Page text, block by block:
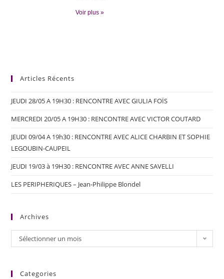
Voir plus »
Articles Récents
JEUDI 28/05 A 19H30 : RENCONTRE AVEC GIULIA FOÏS
MERCREDI 20/05 A 19H30 : RENCONTRE AVEC VICTOR COUTARD
JEUDI 09/04 A 19h30 : RENCONTRE AVEC ALICE CHARBIN ET SOPHIE
LEGOUBIN-CAUPEIL
JEUDI 19/03 à 19H30 : RENCONTRE AVEC ANNE SAVELLI
LES PERIPHERIQUES – Jean-Philippe Blondel
Archives
Sélectionner un mois
Categories